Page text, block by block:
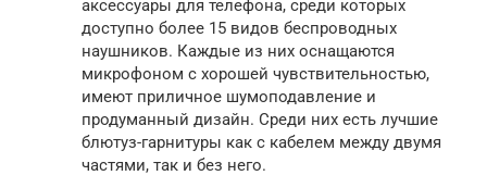
аксессуары для телефона, среди которых
доступно более 15 видов беспроводных
наушников. Каждые из них оснащаются
микрофоном с хорошей чувствительностью,
имеют приличное шумоподавление и
продуманный дизайн. Среди них есть лучшие
блютуз-гарнитуры как с кабелем между двумя
частями, так и без него.